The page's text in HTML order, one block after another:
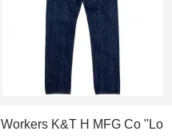
Workers K&T H MFG Co "Lo